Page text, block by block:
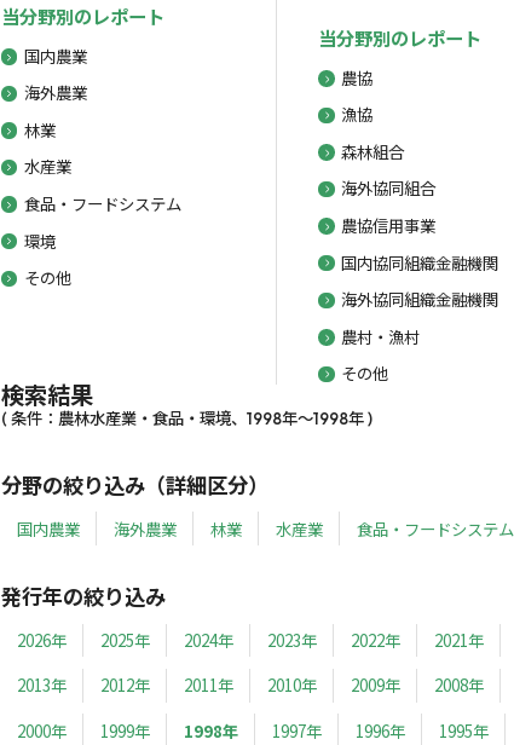
当分野別のレポート
国内農業
海外農業
林業
水産業
食品・フードシステム
環境
その他
当分野別のレポート
農協
漁協
森林組合
海外協同組合
農協信用事業
国内協同組織金融機関
海外協同組織金融機関
農村・漁村
その他
検索結果
( 条件：農林水産業・食品・環境、1998年～1998年 )
分野の絞り込み（詳細区分）
国内農業 海外農業 林業 水産業 食品・フードシステム
発行年の絞り込み
2026年 2025年 2024年 2023年 2022年 2021年
2013年
2012年 2011年 2010年 2009年 2008年
2000年
1999年 1998年 1997年 1996年 1995年